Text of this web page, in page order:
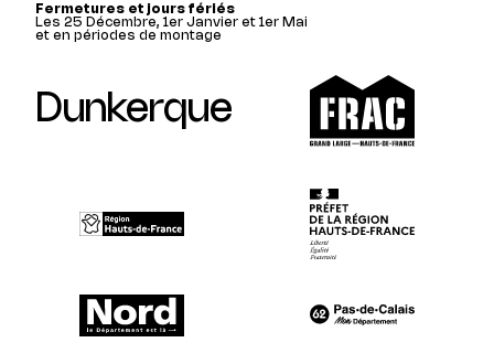
Fermetures et jours fériés
Les 25 Décembre, 1er Janvier et 1er Mai
et en périodes de montage
Dunkerque